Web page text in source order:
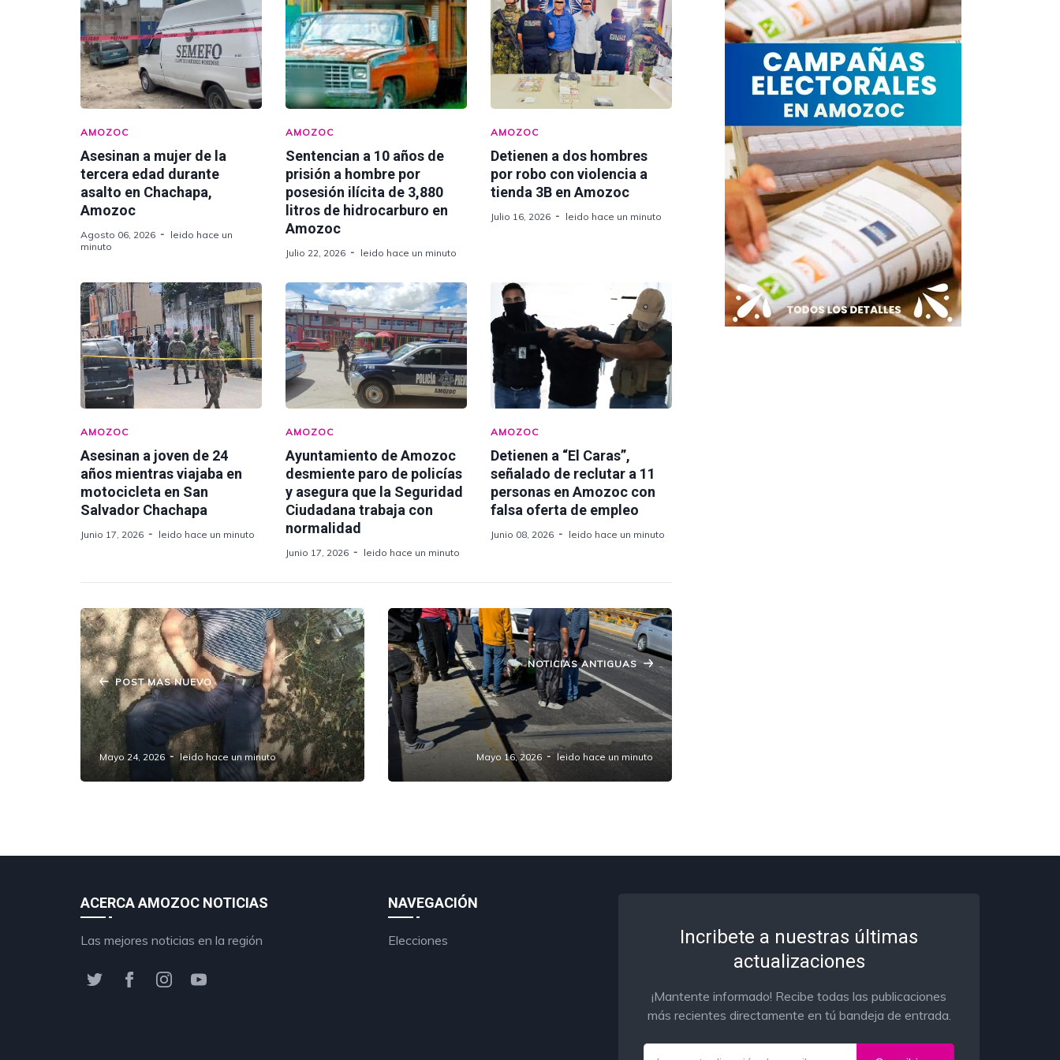
AMOZOC
Asesinan a mujer de la
tercera edad durante
asalto en Chachapa,
Amozoc
Agosto 06, 2026
leido hace un
minuto
AMOZOC
Sentencian a 10 años de
prisión a hombre por
posesión ilícita de 3,880
litros de hidrocarburo en
Amozoc
Julio 22, 2026 leido hace un minuto
AMOZOC
Detienen a dos hombres
por robo con violencia a
tienda 3B en Amozoc
Julio 16, 2026 leido hace un minuto
AMOZOC
Asesinan a joven de 24
años mientras viajaba en
motocicleta en San
Salvador Chachapa
Junio 17, 2026 leido hace un minuto
AMOZOC
Ayuntamiento de Amozoc
desmiente paro de policías
y asegura que la Seguridad
Ciudadana trabaja con
normalidad
Junio 17, 2026 leido hace un minuto
AMOZOC
Detienen a “El Caras”,
señalado de reclutar a 11
personas en Amozoc con
falsa oferta de empleo
Junio 08, 2026 leido hace un minuto
POST MAS NUEVO
Hombre es encontrado sin vida por
causas naturales en Amozoc
Mayo 24, 2026 leido hace un minuto
NOTICIAS ANTIGUAS
Motociclista pierde la vida en
accidente sobre el Periférico
Ecológico en Amozoc
Mayo 16, 2026 leido hace un minuto
ACERCA AMOZOC NOTICIAS
Las mejores noticias en la región
NAVEGACIÓN
Elecciones
Incribete a nuestras últimas
actualizaciones
¡Mantente informado! Recibe todas las publicaciones
más recientes directamente en tú bandeja de entrada.